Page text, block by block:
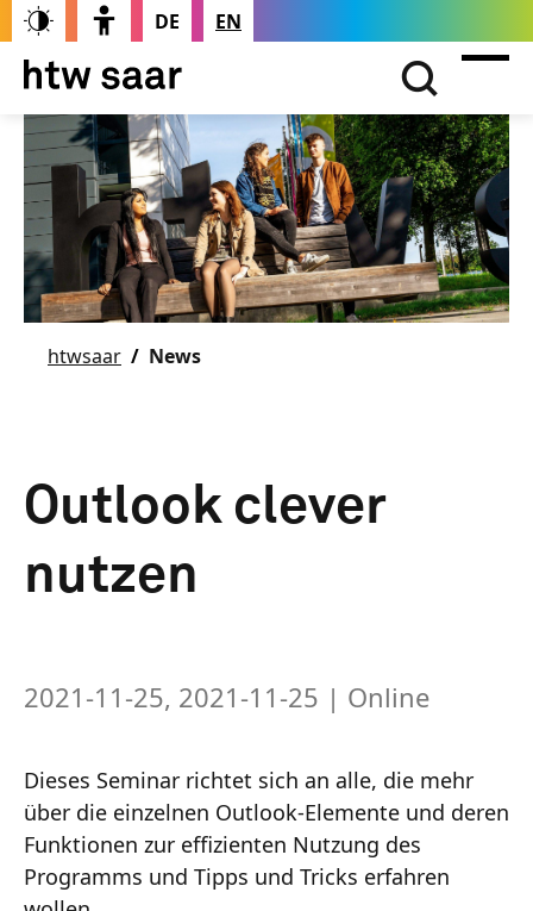
DE EN
htwsaar News
Outlook clever
nutzen
2021-11-25, 2021-11-25 | Online
Dieses Seminar richtet sich an alle, die mehr
über die einzelnen Outlook-Elemente und deren
Funktionen zur effizienten Nutzung des
Programms und Tipps und Tricks erfahren